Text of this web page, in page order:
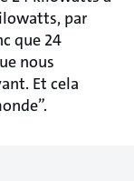
par
que 24
nous
Et cela